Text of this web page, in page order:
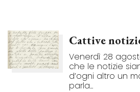
Cattive
Venerdì 28
che le notizie
d’ogni altro un
parla...